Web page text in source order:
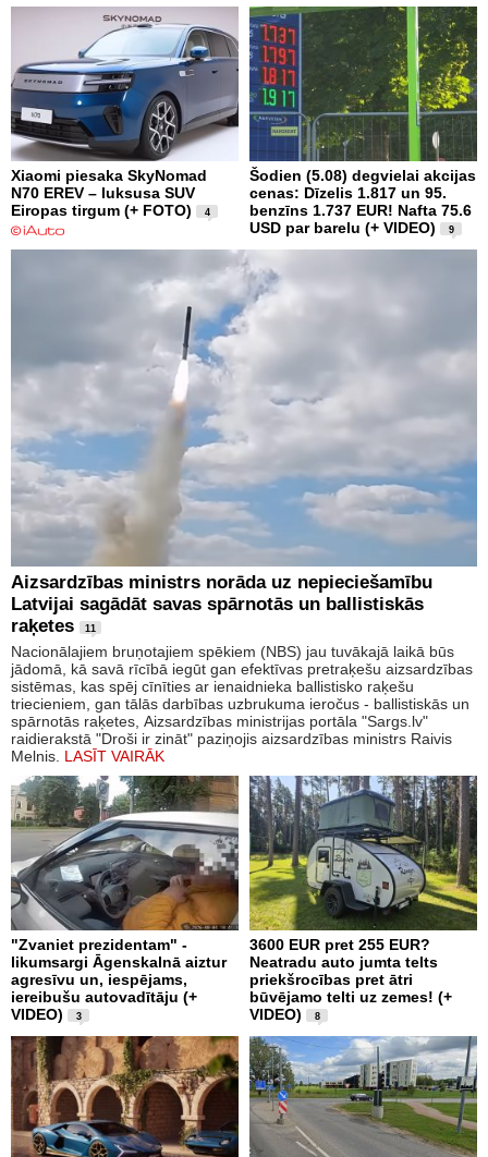
Xiaomi piesaka SkyNomad
N70 EREV – luksusa SUV
Eiropas tirgum (+ FOTO)
4
Šodien (5.08) degvielai akcijas
cenas: Dīzelis 1.817 un 95.
benzīns 1.737 EUR! Nafta 75.6
USD par barelu (+ VIDEO)
9
Aizsardzības ministrs norāda uz nepieciešamību
Latvijai sagādāt savas spārnotās un ballistiskās
raķetes
11
Nacionālajiem bruņotajiem spēkiem (NBS) jau tuvākajā laikā būs
jādomā, kā savā rīcībā iegūt gan efektīvas pretraķešu aizsardzības
sistēmas, kas spēj cīnīties ar ienaidnieka ballistisko raķešu
triecieniem, gan tālās darbības uzbrukuma ieročus - ballistiskās un
spārnotās raķetes, Aizsardzības ministrijas portāla "Sargs.lv"
raidierakstā "Droši ir zināt" paziņojis aizsardzības ministrs Raivis
Melnis. LASĪT VAIRĀK
"Zvaniet prezidentam" -
likumsargi Āgenskalnā aiztur
agresīvu un, iespējams,
iereibušu autovadītāju (+
VIDEO)
3
3600 EUR pret 255 EUR?
Neatradu auto jumta telts
priekšrocības pret ātri
būvējamo telti uz zemes! (+
VIDEO)
8